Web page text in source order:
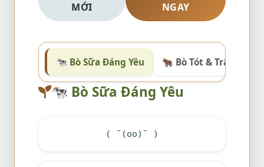
MỚI
NGAY
🐄 Bò Sữa Đáng Yêu 🐂 Bò Tót & Trâu Chiến
🐄 Bò Sữa Đáng Yêu
( ¯(oo)¯ )